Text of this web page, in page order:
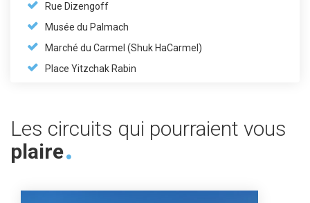
Rue Dizengoff
Musée du Palmach
Marché du Carmel (Shuk HaCarmel)
Place Yitzchak Rabin
Les circuits qui pourraient vous
plaire